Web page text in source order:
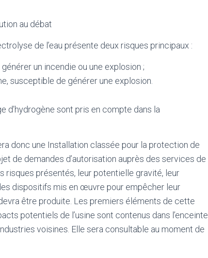
au débat
de l’eau présente deux risques principaux :
un incendie ou une explosion ;
susceptible de générer une explosion.
d’hydrogène sont pris en compte dans la
donc une Installation classée pour la protection de
de demandes d’autorisation auprès des services de
risques présentés, leur potentielle gravité, leur
dispositifs mis en œuvre pour empêcher leur
être produite. Les premiers éléments de cette
potentiels de l’usine sont contenus dans l’enceinte
voisines. Elle sera consultable au moment de